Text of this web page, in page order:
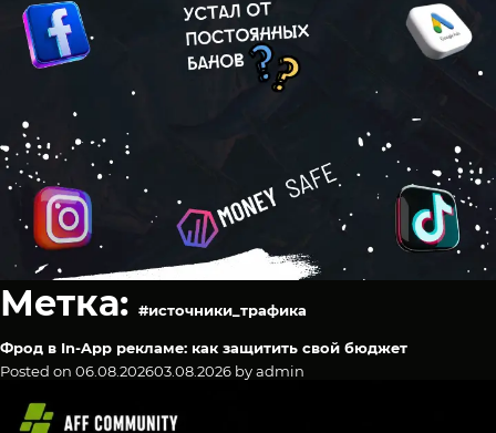
Метка: #источники_трафика
Фрод в In-App рекламе: как защитить свой бюджет
Posted on 06.08.202603.08.2026 byadmin